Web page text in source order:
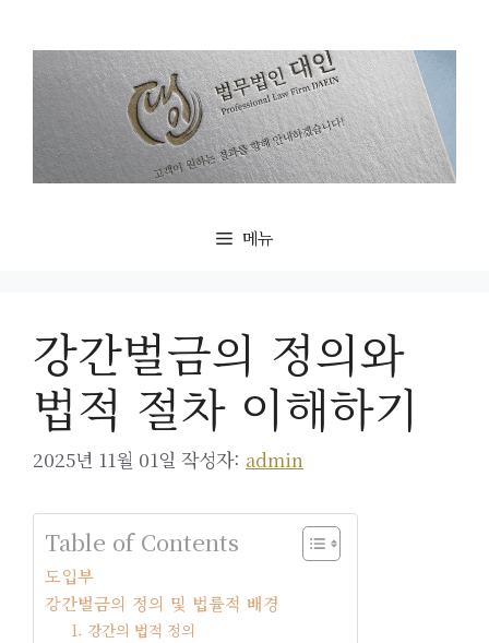
메뉴
강간벌금의 정의와
법적 절차 이해하기
2025년 11월 01일 작성자: admin
Table of Contents
도입부
강간벌금의 정의 및 법률적 배경
1. 강간의 법적 정의